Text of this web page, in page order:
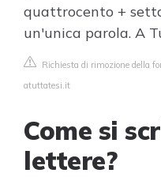
quattrocento +
un'unica parola. A
Richiesta di rimozione della
atuttatesi.it
Come si
lettere?